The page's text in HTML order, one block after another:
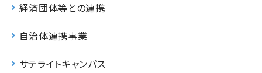
経済団体等との連携
自治体連携事業
サテライトキャンパス